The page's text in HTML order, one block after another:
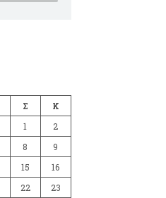
Σ
Κ
1
2
8
9
15
16
22
23